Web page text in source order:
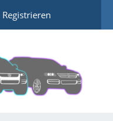
Registrieren